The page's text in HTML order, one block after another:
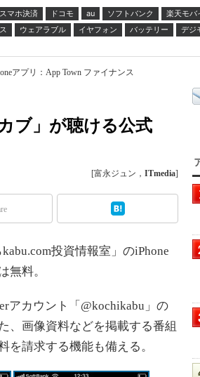
スマホ決済 ドコモ au ソフトバンク
楽天モバ
ウェアラブル イヤフォン バッテリー デジ
アプリ：App Town ファイナンス
ブ」が聴ける公式
[富永ジュン， ITmedia]
投資情報室」のiPhone
無料。
アカウント「@kochikabu」の
、画像資料などを掲載する番組
を請求する機能も備える。